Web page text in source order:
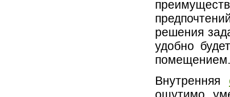
решения
удобно
помещением.
Внутренняя
ощутимо